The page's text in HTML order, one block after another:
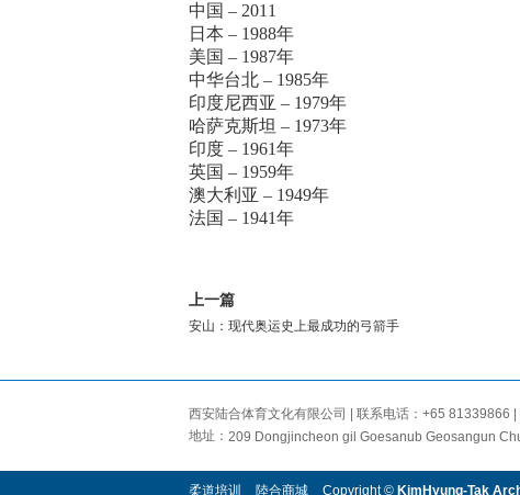
中国 – 2011
日本 – 1988年
美国 – 1987年
中华台北 – 1985年
印度尼西亚 – 1979年
哈萨克斯坦 – 1973年
印度 – 1961年
英国 – 1959年
澳大利亚 – 1949年
法国 – 1941年
上一篇
安山：现代奥运史上最成功的弓箭手
西安陆合体育文化有限公司 | 联系电话：+65
地址： 209 Dongjincheon gil Goesanub Geosangun
柔道培训 陸合商城 Copyright © KimHyung-Tak